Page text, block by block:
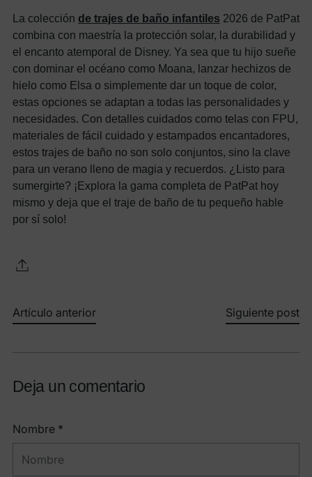
La colección de trajes de baño infantiles 2026 de PatPat
combina con maestría la protección solar, la durabilidad y
el encanto atemporal de Disney. Ya sea que tu hijo sueñe
con dominar el océano como Moana, lanzar hechizos de
hielo como Elsa o simplemente dar un toque de color,
estas opciones se adaptan a todas las personalidades y
necesidades. Con detalles cuidados como telas con FPU,
materiales de fácil cuidado y estampados encantadores,
estos trajes de baño no son solo conjuntos, sino la clave
para un verano lleno de magia y recuerdos. ¿Listo para
sumergirte? ¡Explora la gama completa de PatPat hoy
mismo y deja que el traje de baño de tu pequeño hable
por sí solo!
Artículo anterior Siguiente post
Deja un comentario
Nombre *